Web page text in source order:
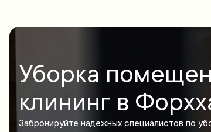
Уборка
клининг в
Забронируйте надежных специалистов по